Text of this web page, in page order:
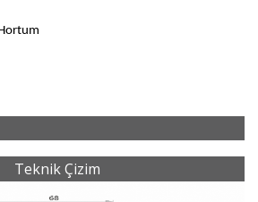
Teknik Çizim